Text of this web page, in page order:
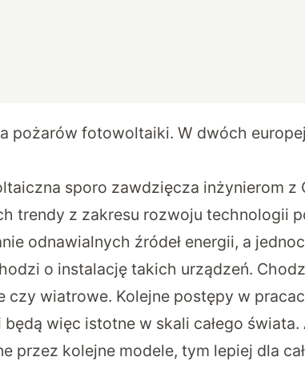
pożarów fotowoltaiki. W dwóch
sporo zawdzięcza inżynierom z
trendy z zakresu rozwoju technologii
odnawialnych źródeł energii, a
o instalację takich urządzeń.
czy wiatrowe. Kolejne postępy w
więc istotne w skali całego
przez kolejne modele, tym lepiej dla